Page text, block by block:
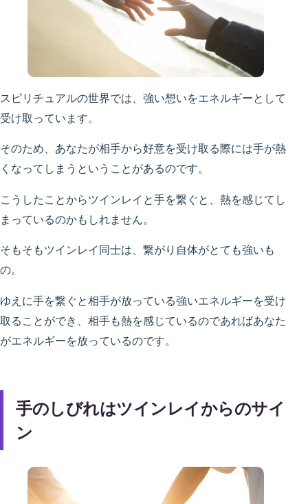
スピリチュアルの世界では、強い想いをエネルギーとして
受け取っています。
そのため、あなたが相手から好意を受け取る際には手が熱
くなってしまうということがあるのです。
こうしたことからツインレイと手を繋ぐと、熱を感じてし
まっているのかもしれません。
そもそもツインレイ同士は、繋がり自体がとても強いも
の。
ゆえに手を繋ぐと相手が放っている強いエネルギーを受け
取ることができ、相手も熱を感じているのであればあなた
がエネルギーを放っているのです。
手のしびれはツインレイからのサイ
ン